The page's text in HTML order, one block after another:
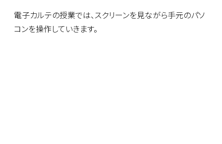
電子カルテの授業では、スクリーンを見ながら手元のパソ
コンを操作していきます。